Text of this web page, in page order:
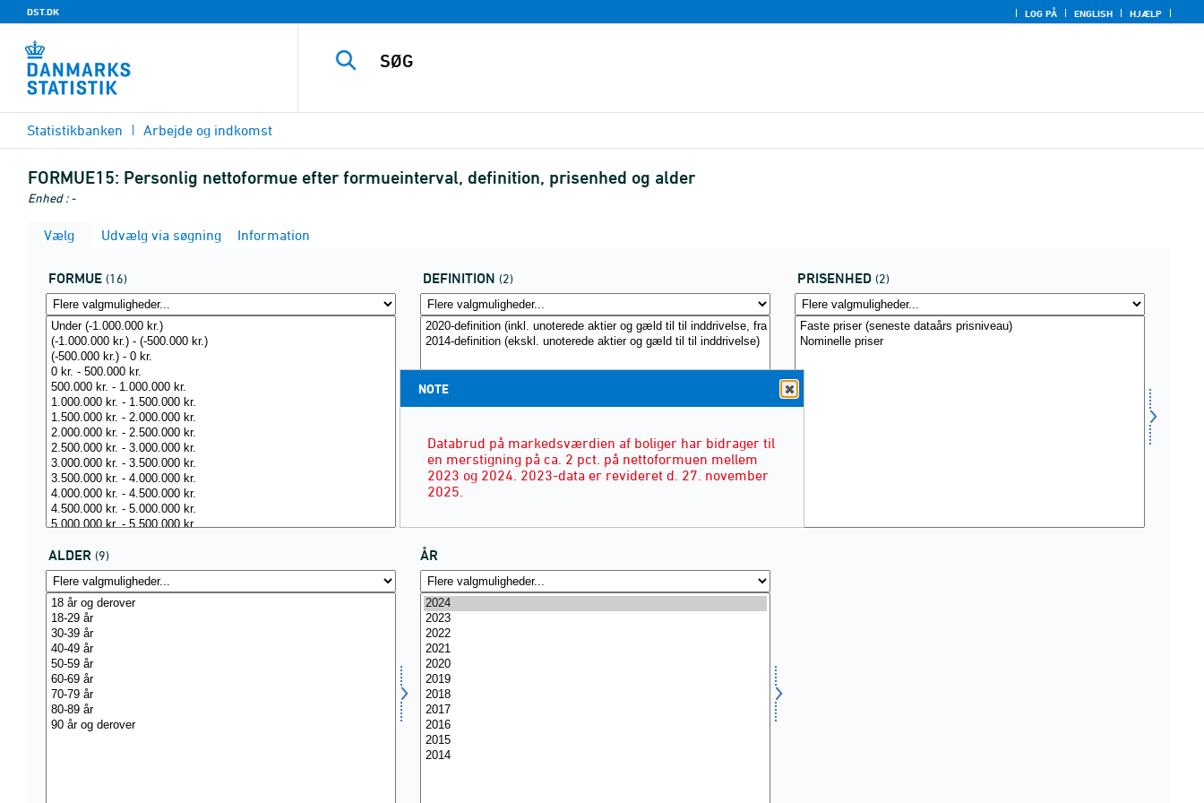
DST.DK LOG PÅ ENGLISH HJÆLP
Statistikbanken Arbejde og indkomst
FORMUE15: Personlig nettoformue efter formueinterval, definition, prisenhed og alder
Enhed : -
Vælg Udvælg via søgning Information
FORMUE (16) DEFINITION (2) PRISENHED (2)
ALDER (9) ÅR
NOTE
Databrud på markedsværdien af boliger har bidrager til
en merstigning på ca. 2 pct. på nettoformuen mellem
2023 og 2024. 2023-data er revideret d. 27. november
2025.